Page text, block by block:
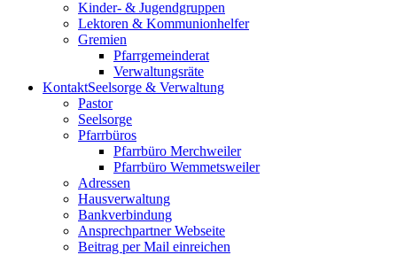
Kinder- & Jugendgruppen
Lektoren & Kommunionhelfer
Gremien
Pfarrgemeinderat
Verwaltungsräte
KontaktSeelsorge & Verwaltung
Pastor
Seelsorge
Pfarrbüros
Pfarrbüro Merchweiler
Pfarrbüro Wemmetsweiler
Adressen
Hausverwaltung
Bankverbindung
Ansprechpartner Webseite
Beitrag per Mail einreichen